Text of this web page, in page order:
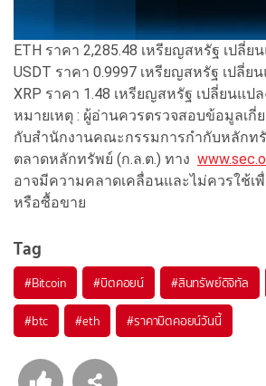
ETH ราคา 2,285.48 เหรียญสหรัฐ เปลี่ย
USDT ราคา 0.9997 เหรียญสหรัฐ เปลี่ยน
XRP ราคา 1.48 เหรียญสหรัฐ เปลี่ยนแปล
หมายเหตุ : ผู้อ่านควรตรวจสอบข้อมูลเ
กับสำนักงานคณะกรรมการกำกับหลักท
ตลาดหลักทรัพย์ (ก.ล.ต.) ทาง
อาจมีความคลาดเคลื่อนและไม่ควรใช้เ
หรือซื้อขาย
Tag
#Bitcoin #บิตคอยน์ #สินทรัพย์ดิจิทัล
#btc #eth #ราคาบิตคอยน์วันนี้